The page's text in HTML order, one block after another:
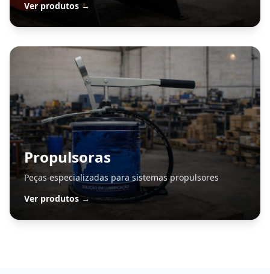
Ver produtos →
Propulsoras
Peças especializadas para sistemas propulsores
Ver produtos →